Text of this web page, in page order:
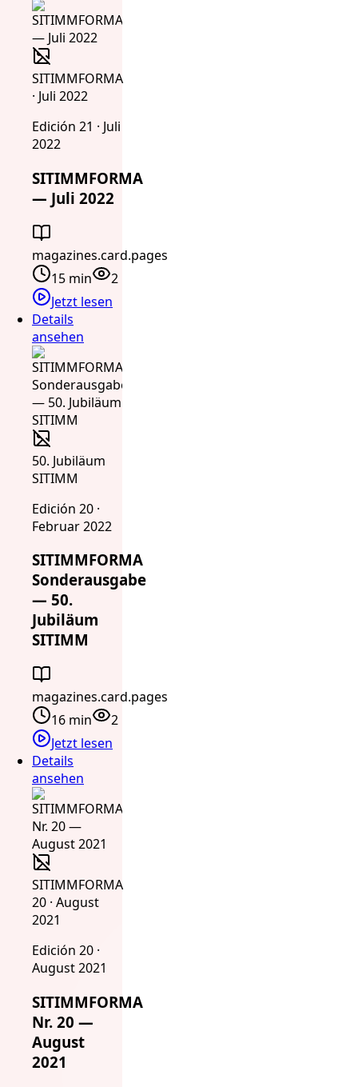
SITIMMFORMA
· Juli 2022
Edición 21 · Juli
2022
SITIMMFORMA
— Juli 2022
magazines.card.pages
15 min
2
Jetzt lesen
Details
ansehen
50. Jubiläum
SITIMM
Edición 20 ·
Februar 2022
SITIMMFORMA
Sonderausgabe
— 50.
Jubiläum
SITIMM
magazines.card.pages
16 min
2
Jetzt lesen
Details
ansehen
SITIMMFORMA
20 · August
2021
Edición 20 ·
August 2021
SITIMMFORMA
Nr. 20 —
August
2021